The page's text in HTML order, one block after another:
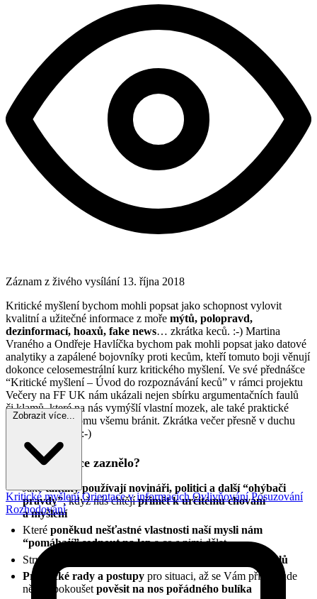
Záznam z živého vysílání 13. října 2018
Kritické myšlení bychom mohli popsat jako schopnost vylovit
kvalitní a užitečné informace z moře mýtů, polopravd,
dezinformací, hoaxů, fake news… zkrátka keců. :-) Martina
Vraného a Ondřeje Havlíčka bychom pak mohli popsat jako datové
analytiky a zapálené bojovníky proti kecům, kteří tomuto boji věnují
dokonce celosemestrální kurz kritického myšlení. Ve své přednášce
“Kritické myšlení – Úvod do rozpoznávání keců” v rámci projektu
Večery na FF UK nám ukázali nejen sbírku argumentačních faulů
či klamů, které na nás vymýšlí vlastní mozek, ale také praktické
postupy, jak se tomu všemu bránit. Zkrátka večer přesně v duchu
Neurazitelny.cz! :-)
Co v přednášce zaznělo?
Jakétaktiky používají novináři, politici a další “ohýbači
pravdy”, když nás chtějípřimět k určitému chování
a myšlení
Které poněkud nešťastné vlastnosti naší mysli nám
“pomáhají” sednout na lepa co s nimi dělat
Stručný přehled
chyb uvažování a argumentačních faulů
Praktické rady a postupy pro situaci, až se Vám příště bude
někdo pokoušet pověsit na nos pořádného bulíka
Zobrazit více...
Kritické myšlení Orientace v informacích Ovlivňování Posuzování
Rozhodování